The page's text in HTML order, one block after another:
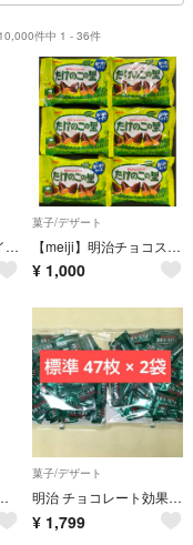
件中 1 - 36件
ザバス ホエイプロテイン100 マルチビタミン＆ミネラル ミルクショコラ風味(900g)
菓子/デザート
【meiji】明治チョコスナックたけのこの里32g×6袋
¥ 1,000
トミルク(20g×10袋)
菓子/デザート
明治 チョコレート効果 カカオ 72% 標準47枚 × 2袋 約 94枚
¥ 1,799